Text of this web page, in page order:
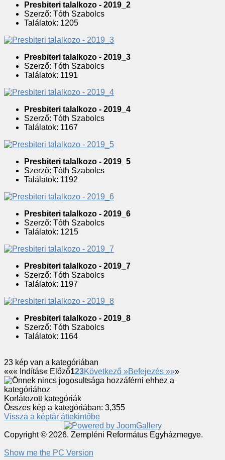
Presbiteri talalkozo - 2019_2
Szerző: Tóth Szabolcs
Találatok: 1205
Presbiteri talalkozo - 2019_3
Szerző: Tóth Szabolcs
Találatok: 1191
Presbiteri talalkozo - 2019_4
Szerző: Tóth Szabolcs
Találatok: 1167
Presbiteri talalkozo - 2019_5
Szerző: Tóth Szabolcs
Találatok: 1192
Presbiteri talalkozo - 2019_6
Szerző: Tóth Szabolcs
Találatok: 1215
Presbiteri talalkozo - 2019_7
Szerző: Tóth Szabolcs
Találatok: 1197
Presbiteri talalkozo - 2019_8
Szerző: Tóth Szabolcs
Találatok: 1164
23 kép van a kategóriában
««« Indítás« Előző123Következő »Befejezés »»»
Korlátozott kategóriák
Összes kép a kategóriában: 3,355
Vissza a képtár áttekintőbe
Copyright © 2026. Zempléni Református Egyházmegye.
Show me the PC Version